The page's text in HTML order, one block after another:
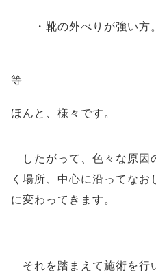
・靴の外べりが強い方。
等
ほんと、様々です。
したがって、色々な原因
く場所、中心に沿ってなお
に変わってきます。
それを踏まえて施術を行